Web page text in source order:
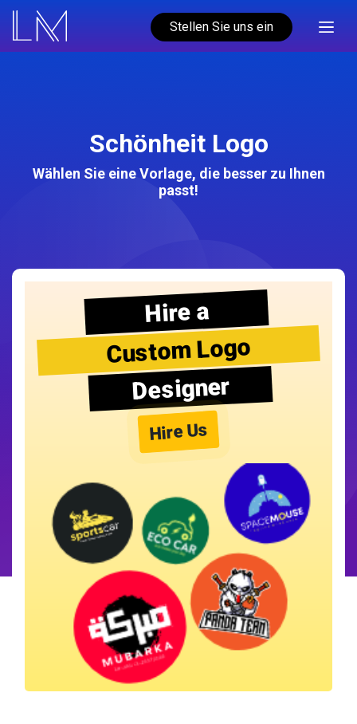
Stellen Sie uns ein
Schönheit Logo
Wählen Sie eine Vorlage, die besser zu Ihnen
passt!
Hire a
Custom Logo
Designer
Hire Us